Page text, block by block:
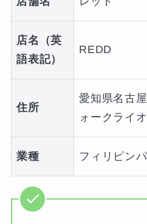
店名（英
語表記）
REDD
住所
愛知県名古
ォークライ
業種 フィリピン